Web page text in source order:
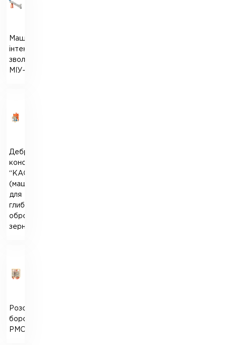
Машина
інтенсивного
зволоження
МІУ-3
Дебрандер
конструкції
“КАСКАД”
(машина
для
глибокої
обробки
зерна)
Розсійник
борошняний
РМО-4